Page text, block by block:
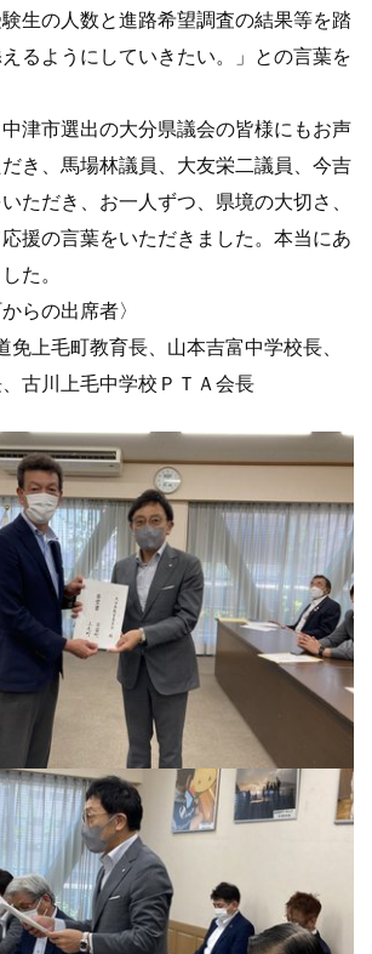
生の人数と進路希望調査の結果等を踏
るようにしていきたい。」との言葉を
津市選出の大分県議会の皆様にもお声
き、馬場林議員、大友栄二議員、今吉
ただき、お一人ずつ、県境の大切さ、
援の言葉をいただきました。本当にあ
た。
らの出席者〉
上毛町教育長、山本吉富中学校長、
古川上毛中学校ＰＴＡ会長